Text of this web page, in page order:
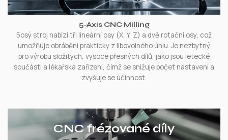
5-Axis CNC Milling
5osý stroj nabízí tři lineární osy (X, Y, Z) a dvě rotační osy, což
umožňuje obrábění prakticky z libovolného úhlu. Je nezbytný
pro výrobu složitých, vysoce přesných dílů, jako jsou letecké
součásti a lékařská zařízení, čímž se snižuje počet nastavení a
zvyšuje se účinnost.
CNC frézované díly